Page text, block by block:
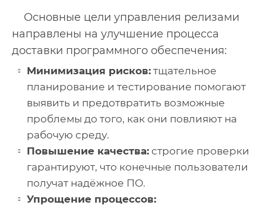
Основные цели управления релизами
направлены на улучшение процесса
доставки программного обеспечения:
Минимизация рисков: тщательное
планирование и тестирование помогают
выявить и предотвратить возможные
проблемы до того, как они повлияют на
рабочую среду.
Повышение качества: строгие проверки
гарантируют, что конечные пользователи
получат надёжное ПО.
Упрощение процессов: